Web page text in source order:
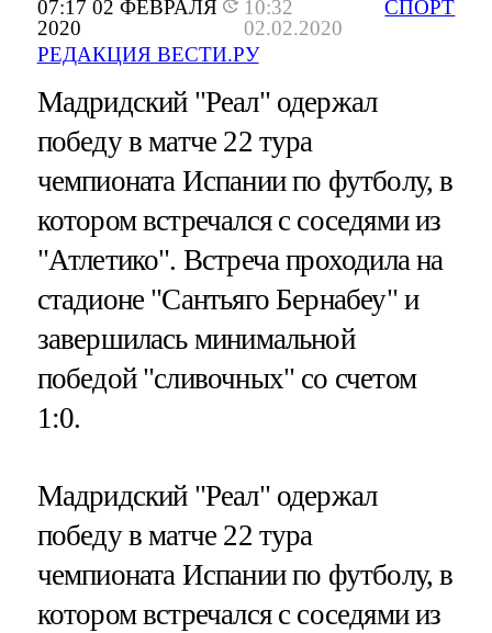
07:17 02 ФЕВРАЛЯ
2020
10:32
02.02.2020
РЕДАКЦИЯ ВЕСТИ.РУ
СПОРТ
Мадридский "Реал" одержал
победу в матче 22 тура
чемпионата Испании по футболу, в
котором встречался с соседями из
"Атлетико". Встреча проходила на
стадионе "Сантьяго Бернабеу" и
завершилась минимальной
победой "сливочных" со счетом
1:0.
Мадридский "Реал" одержал
победу в матче 22 тура
чемпионата Испании по футболу, в
котором встречался с соседями из